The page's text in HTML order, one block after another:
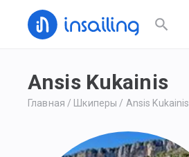
Ansis Kukainis
Главная / Шкиперы / Ansis Kukainis